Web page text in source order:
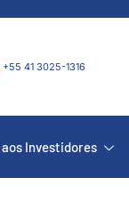
+55 41 3025-1316
Investidores